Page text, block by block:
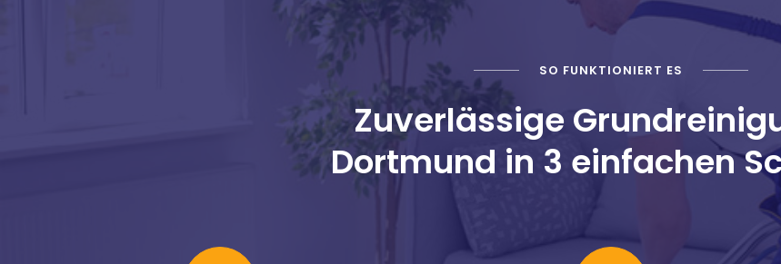
SO FUNKTIONIERT ES
Zuverlässige
Dortmund in 3 einfachen